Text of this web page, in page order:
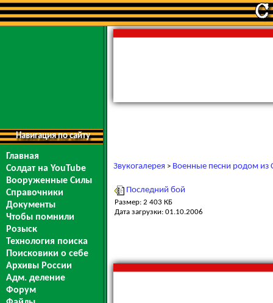
Навигация по сайту
Главная
Солдат на YouTube
Вооруженные Силы
Справочники
Документы
Чтобы помнили
Розыск
Технология поиска
Поисковики о себе
Архивы России
Адм. деление
Форум
Звукогалерея > Военные песни родом из
Последний бой
Размер: 2 403 КБ
Дата загрузки: 01.10.2006